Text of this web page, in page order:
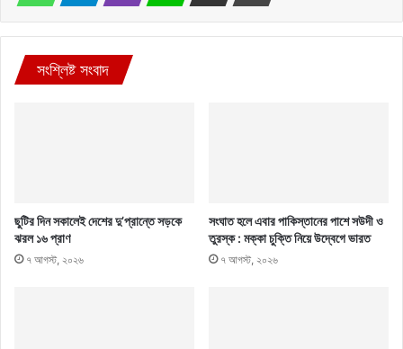
সংশ্লিষ্ট সংবাদ
ছুটির দিন সকালেই দেশের দু’প্রান্তে সড়কে
ঝরল ১৬ প্রাণ
৭ আগস্ট, ২০২৬
সংঘাত হলে এবার পাকিস্তানের পাশে সউদী ও
তুরস্ক : মক্কা চুক্তি নিয়ে উদ্বেগে ভারত
৭ আগস্ট, ২০২৬